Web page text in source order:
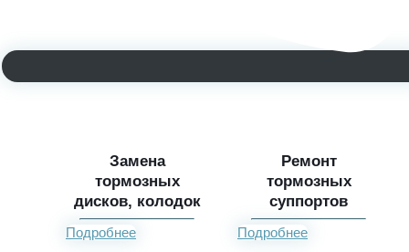
Замена
тормозных
дисков, колодок
Подробнее
Ремонт
тормозных
суппортов
Подробнее